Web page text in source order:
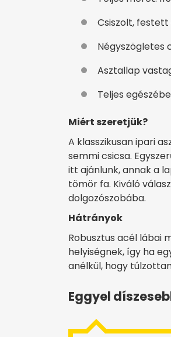
Csiszolt, festett
Négyszögletes
Asztallap
Teljes
Miért szeretjük?
A klasszikusan ipari
semmi csicsa.
itt ajánlunk, annak a
tömör fa. Kiváló
dolgozószobába.
Hátrányok
Robusztus acél lábai
helyiségnek, így ha
anélkül, hogy
Eggyel